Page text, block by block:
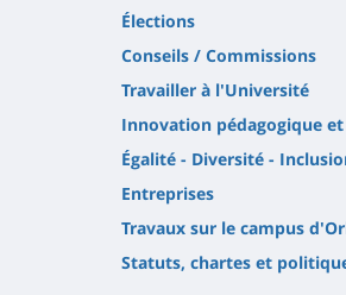
Élections
Conseils / Commissions
Travailler à l'Université
Innovation pédagogique
Égalité - Diversité -
Entreprises
Travaux sur le campus
Statuts, chartes et